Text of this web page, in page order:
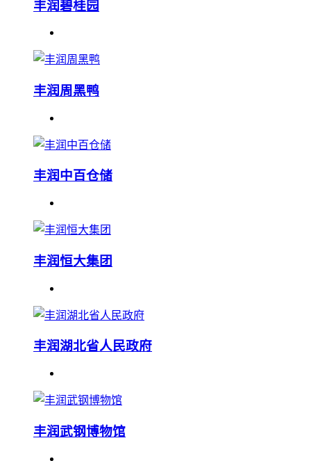
丰润碧桂园
丰润周黑鸭
丰润中百仓储
丰润恒大集团
丰润湖北省人民政府
丰润武钢博物馆